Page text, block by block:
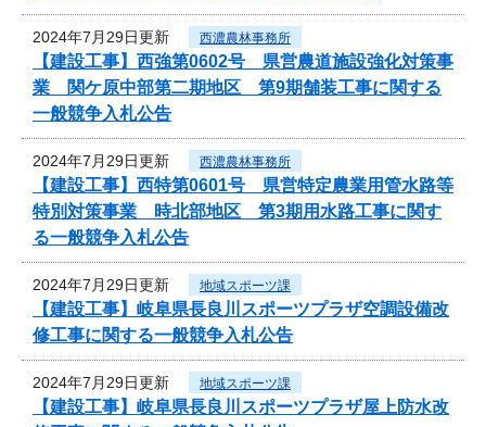
2024年7月29日更新 西濃農林事務所
【建設工事】西強第0602号 県営農道施設強化対策事
業 関ケ原中部第二期地区 第9期舗装工事に関する
一般競争入札公告
2024年7月29日更新 西濃農林事務所
【建設工事】西特第0601号 県営特定農業用管水路等
特別対策事業 時北部地区 第3期用水路工事に関す
る一般競争入札公告
2024年7月29日更新 地域スポーツ課
【建設工事】岐阜県長良川スポーツプラザ空調設備改
修工事に関する一般競争入札公告
2024年7月29日更新 地域スポーツ課
【建設工事】岐阜県長良川スポーツプラザ屋上防水改